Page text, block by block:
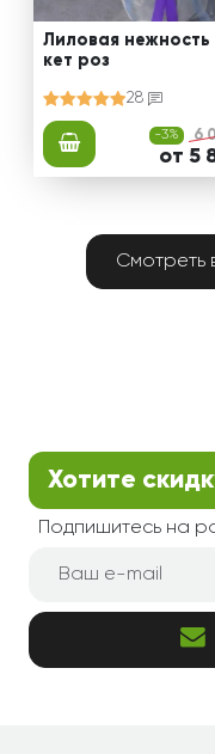
Лиловая нежность
кет роз
28
-3% 6
от 5
Смотреть
Хотите
Подпишитесь на